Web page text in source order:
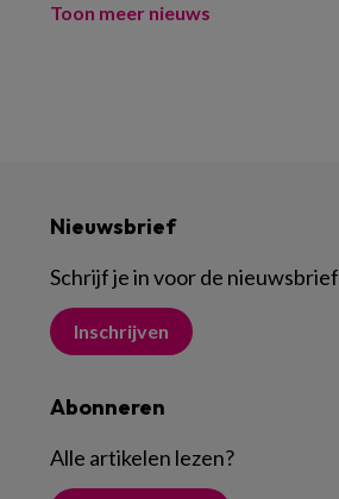
Toon meer nieuws
Nieuwsbrief
Schrijf je in voor de nieuwsbrief
Inschrijven
Abonneren
Alle artikelen lezen?